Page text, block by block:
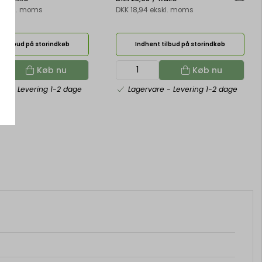
ekskl. moms
tilbud på storindkøb
Køb nu
- Levering 1-2 dage
DKK 18,94 ekskl. moms
Indhent tilbud på storindkøb
Køb nu
Lagervare - Levering 1-2 dage